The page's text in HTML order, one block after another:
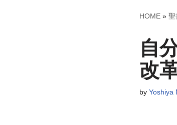
HOME »聖
自
改
byYoshiya